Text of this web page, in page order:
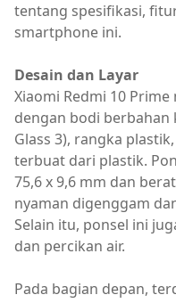
tentang spesifikasi,
smartphone ini.
Desain dan Layar
Xiaomi Redmi 10
dengan bodi berbahan
Glass 3), rangka
terbuat dari plastik.
75,6 x 9,6 mm dan
nyaman digenggam
Selain itu, ponsel ini
dan percikan air.
Pada bagian depan,